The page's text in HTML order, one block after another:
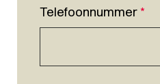
Telefoonnummer*